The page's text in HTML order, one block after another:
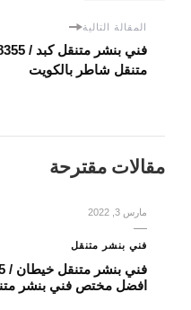
المقالة التالية
متنقل شاطر بالكويت
مقالات مقترحة
مارس 3, 2022
فني بنشر متنقل
افضل مختص فني بنشر